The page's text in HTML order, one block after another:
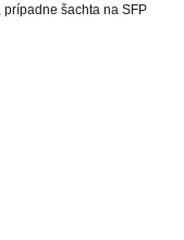
šachta na SFP